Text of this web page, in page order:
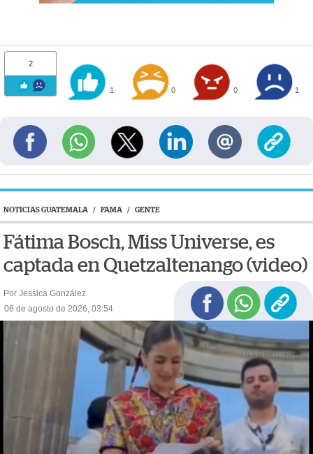
2
1 0 0 1
NOTICIAS GUATEMALA / FAMA / GENTE
Fátima Bosch, Miss Universe, es
captada en Quetzaltenango (video)
Por Jessica González
06 de agosto de 2026, 03:54